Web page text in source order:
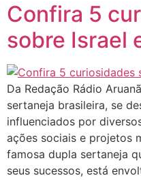
Confira 5
sobre Israel
Da Redação Rádio
sertaneja brasileira, se
influenciados por
ações sociais e projetos
famosa dupla sertaneja
seus sucessos, está